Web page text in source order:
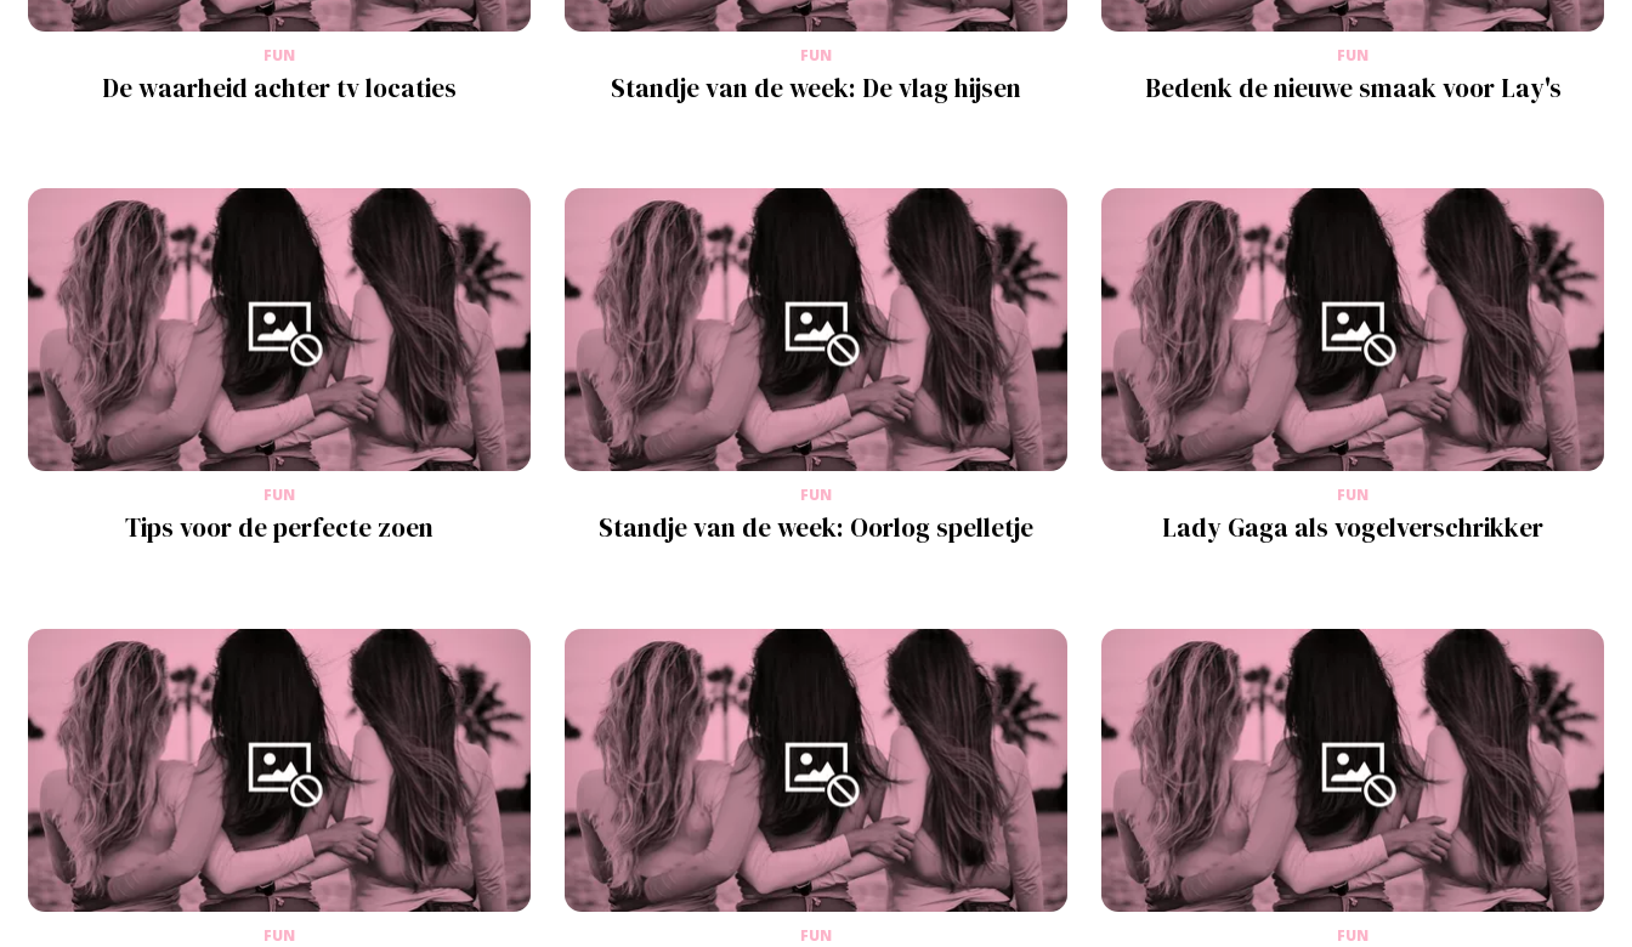
FUN
De waarheid achter tv locaties
FUN
Standje van de week: De vlag hijsen
FUN
Bedenk de nieuwe smaak voor Lay's
FUN
Tips voor de perfecte zoen
FUN
Standje van de week: Oorlog spelletje
FUN
Lady Gaga als vogelverschrikker
FUN FUN FUN